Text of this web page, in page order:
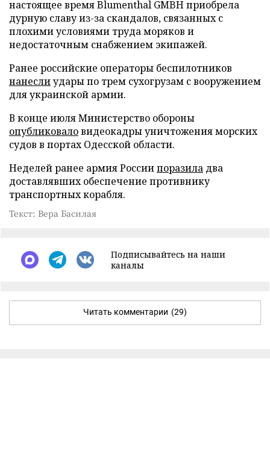
настоящее время Blumenthal GMBH приобрела
дурную славу из-за скандалов, связанных с
плохими условиями труда моряков и
недостаточным снабжением экипажей.
Ранее российские операторы беспилотников
нанеслиудары по трем сухогрузам с вооружением
для украинской армии.
В конце июля Министерство обороны
опубликоваловидеокадры уничтожения морских
судов в портах Одесской области.
Неделей ранее армия Россиипоразила два
доставлявших обеспечение противнику
транспортных корабля.
Текст: Вера Басилая
Подписывайтесь на наши
каналы
Читать комментарии (29)